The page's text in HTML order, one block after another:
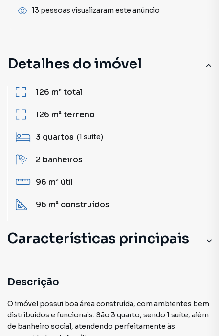
Detalhes do imóvel
126 m²total
126 m²terreno
3 quartos (1 suíte)
2 banheiros
96 m² útil
96 m² construídos
Características principais
Sala de estar
Armário Suíte
Piscina
Descrição
O imóvel possui boa área construída, com ambientes bem
distribuídos e funcionais. São 3 quarto, sendo 1 suíte, além
de banheiro social, atendendo perfeitamente às
13 pessoas visualizaram este anúncio